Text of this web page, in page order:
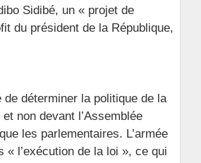
Sidibé, un « projet de
du président de la République,
déterminer la politique de la
non devant l’Assemblée
les parlementaires. L’armée
l’exécution de la loi », ce qui